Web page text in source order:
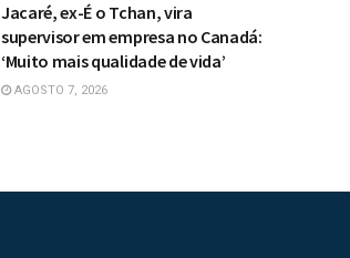
Jacaré, ex-É o Tchan, vira
supervisor em empresa no Canadá:
‘Muito mais qualidade de vida’
AGOSTO 7, 2026